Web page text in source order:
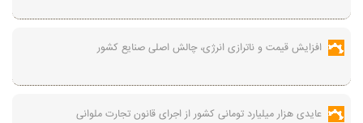
افزایش قیمت و ناترازی انرژی، چالش اصلی صنایع کشور
عایدی هزار میلیارد تومانی کشور از اجرای قانون تجارت ملوانی